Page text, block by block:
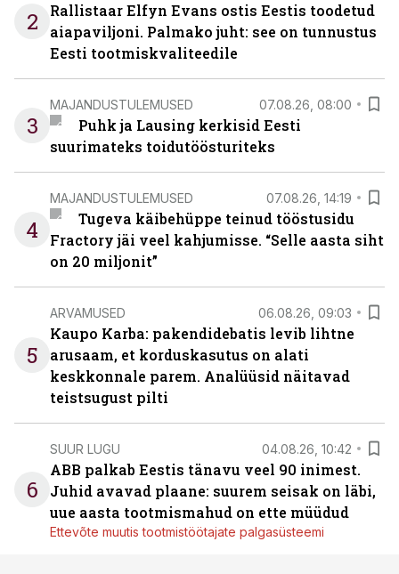
2
Rallistaar Elfyn Evans ostis Eestis toodetud
aiapaviljoni. Palmako juht: see on tunnustus
Eesti tootmiskvaliteedile
3
MAJANDUSTULEMUSED 07.08.26, 08:00
Puhk ja Lausing kerkisid Eesti
suurimateks toidutöösturiteks
4
MAJANDUSTULEMUSED 07.08.26, 14:19
Tugeva käibehüppe teinud tööstusidu
Fractory jäi veel kahjumisse. “Selle aasta siht
on 20 miljonit”
5
ARVAMUSED 06.08.26, 09:03
Kaupo Karba: pakendidebatis levib lihtne
arusaam, et korduskasutus on alati
keskkonnale parem. Analüüsid näitavad
teistsugust pilti
6
SUUR LUGU 04.08.26, 10:42
ABB palkab Eestis tänavu veel 90 inimest.
Juhid avavad plaane: suurem seisak on läbi,
uue aasta tootmismahud on ette müüdud
Ettevõte muutis tootmistöötajate palgasüsteemi